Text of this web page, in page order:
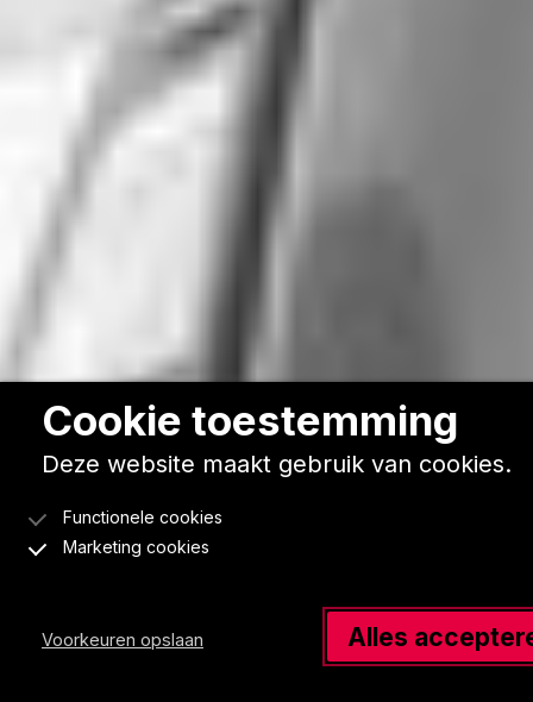
Cookie toestemming
Deze website maakt gebruik van cookies.
Functionele cookies
Marketing cookies
Voorkeuren opslaan Alles